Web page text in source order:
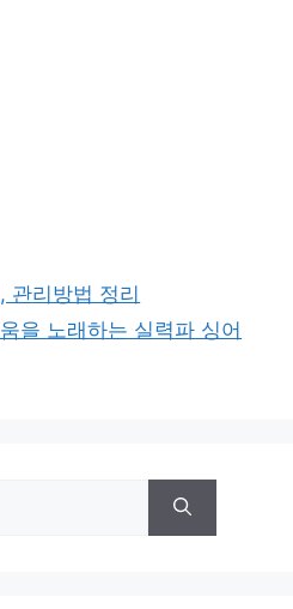
관리방법 정리
을 노래하는 실력파 싱어